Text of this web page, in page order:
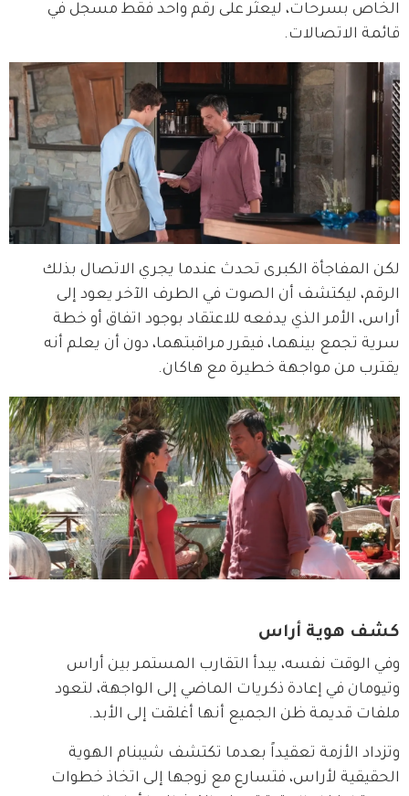
الخاص بسرحات، ليعثر على رقم واحد فقط مسجل في
قائمة الاتصالات.
لكن المفاجأة الكبرى تحدث عندما يجري الاتصال بذلك
الرقم، ليكتشف أن الصوت في الطرف الآخر يعود إلى
أراس، الأمر الذي يدفعه للاعتقاد بوجود اتفاق أو خطة
سرية تجمع بينهما، فيقرر مراقبتهما، دون أن يعلم أنه
يقترب من مواجهة خطيرة مع هاكان.
كشف هوية أراس
وفي الوقت نفسه، يبدأ التقارب المستمر بين أراس
وتيومان في إعادة ذكريات الماضي إلى الواجهة، لتعود
ملفات قديمة ظن الجميع أنها أغلقت إلى الأبد.
وتزداد الأزمة تعقيداً بعدما تكتشف شيبنام الهوية
الحقيقية لأراس، فتسارع مع زوجها إلى اتخاذ خطوات